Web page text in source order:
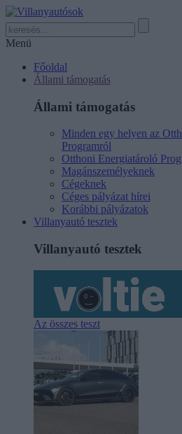
Menü
Főoldal
Állami támogatás
Állami támogatás
Minden egy helyen az
Programról
Otthoni Energiatároló
Magánszemélyeknek
Cégeknek
Céges pályázat hírei
Korábbi pályázatok
Villanyautó tesztek
Villanyautó tesztek
Az összes teszt